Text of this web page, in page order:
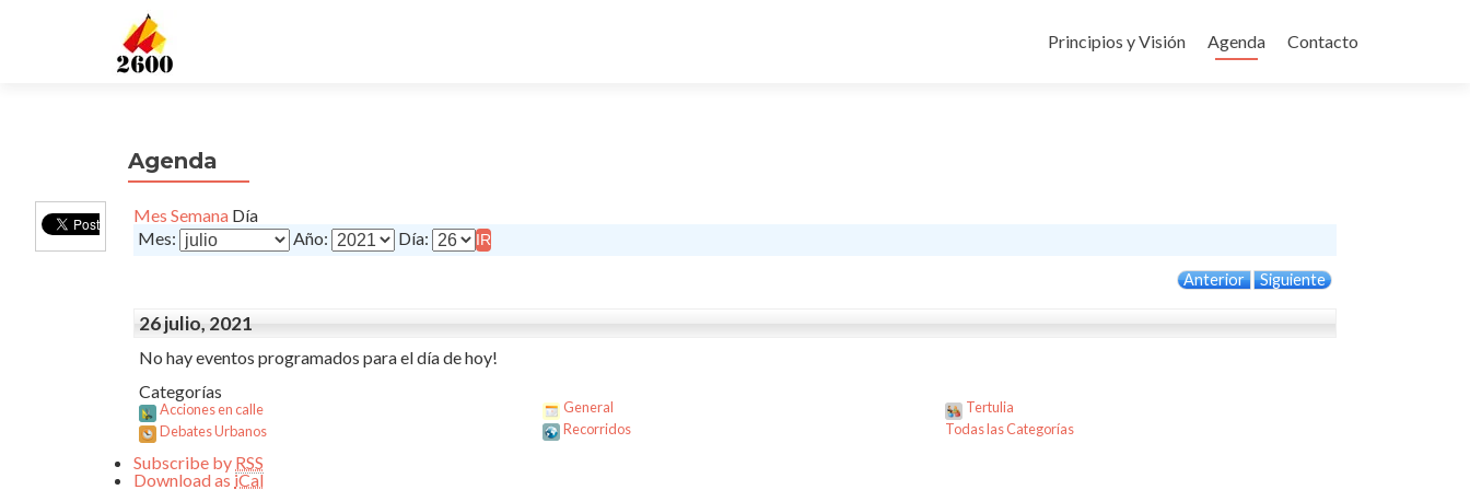
al
Principios y Visión Agenda Contacto
Agenda
Mes Semana Día
Mes:
Año: Día:
Anterior Siguiente
26 julio, 2021
No hay eventos programados para el día de hoy!
Categorías
Acciones en calle
Debates Urbanos
General
Recorridos
Tertulia
Todas las Categorías
Subscribe by RSS
Download as iCal